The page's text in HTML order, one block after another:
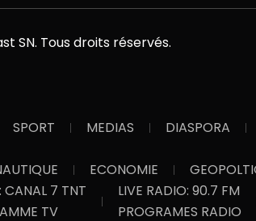
SN. Tous droits réservés.
SPORT MEDIAS
DIASPORA
ECONOMIE
CANAL 7 TNT
TV
LIVE RADIO: 90.7 FM
PROGRAMES RADIO